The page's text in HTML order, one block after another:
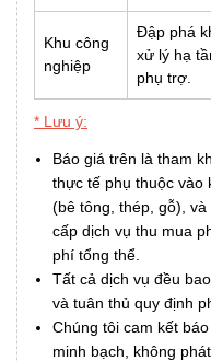
Khu công
nghiệp
Đập phá
xử lý hạ
phụ trợ.
* Lưu ý:
Báo giá trên là tham
thực tế phụ thuộc vào
(bê tông, thép, gỗ),
cấp dịch vụ thu mua
phí tổng thể.
Tất cả dịch vụ đều
và tuân thủ quy định
Chúng tôi cam kết
minh bạch, không